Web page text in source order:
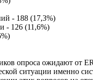
- 188 (17,3%)
- 126 (11,6%)
опроса ожидают от
ситуации именно